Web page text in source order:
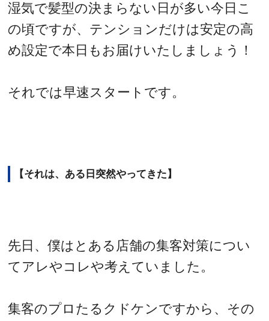
湿気で髪型の決まらない日が多い今日こ
の頃ですが、テンションだけは安定の高
め設定で本日もお届けいたしましょう！
それでは早速スタートです。
【それは、ある日突然やってきた】
先日、僕はとある店舗の集客対策につい
てアレやコレや考えていました。
集客のプロたるクドケンですから、その